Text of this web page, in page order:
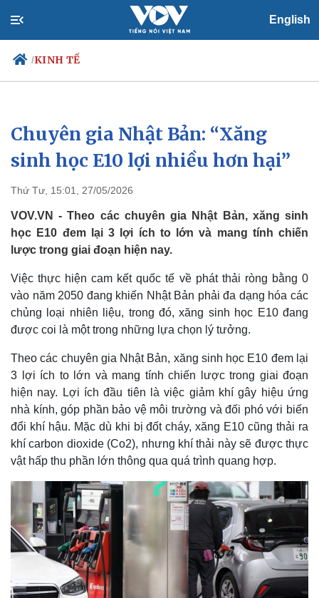
English
/KINH TẾ
Chính trị
Đảng
Tổ chức nhân sự
Nhận diện sự thật
Xã hội
Tin 24h
Dự báo thời tiết
Việc làm
Biển đảo
Chuyên gia Nhật Bản: “Xăng
sinh học E10 lợi nhiều hơn hại”
Thứ Tư, 15:01, 27/05/2026
VOV.VN - Theo các chuyên gia Nhật Bản, xăng sinh
học E10 đem lại 3 lợi ích to lớn và mang tính chiến
lược trong giai đoạn hiện nay.
Việc thực hiện cam kết quốc tế về phát thải ròng bằng 0
vào năm 2050 đang khiến Nhật Bản phải đa dạng hóa các
chủng loại nhiên liệu, trong đó, xăng sinh học E10 đang
được coi là một trong những lựa chọn lý tưởng.
Theo các chuyên gia Nhật Bản, xăng sinh học E10 đem lại
3 lợi ích to lớn và mang tính chiến lược trong giai đoạn
hiện nay. Lợi ích đầu tiên là việc giảm khí gây hiệu ứng
nhà kính, góp phần bảo vệ môi trường và đối phó với biến
đổi khí hậu. Mặc dù khi bị đốt cháy, xăng E10 cũng thải ra
khí carbon dioxide (Co2), nhưng khí thải này sẽ được thực
vật hấp thu phần lớn thông qua quá trình quang hợp.